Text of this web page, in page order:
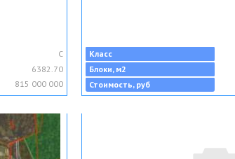
C
6382.70
815 000 000
Класс
Блоки, м2
Стоимость, руб